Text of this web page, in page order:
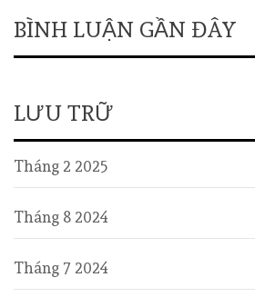
BÌNH LUẬN GẦN ĐÂY
LƯU TRỮ
Tháng 2 2025
Tháng 8 2024
Tháng 7 2024